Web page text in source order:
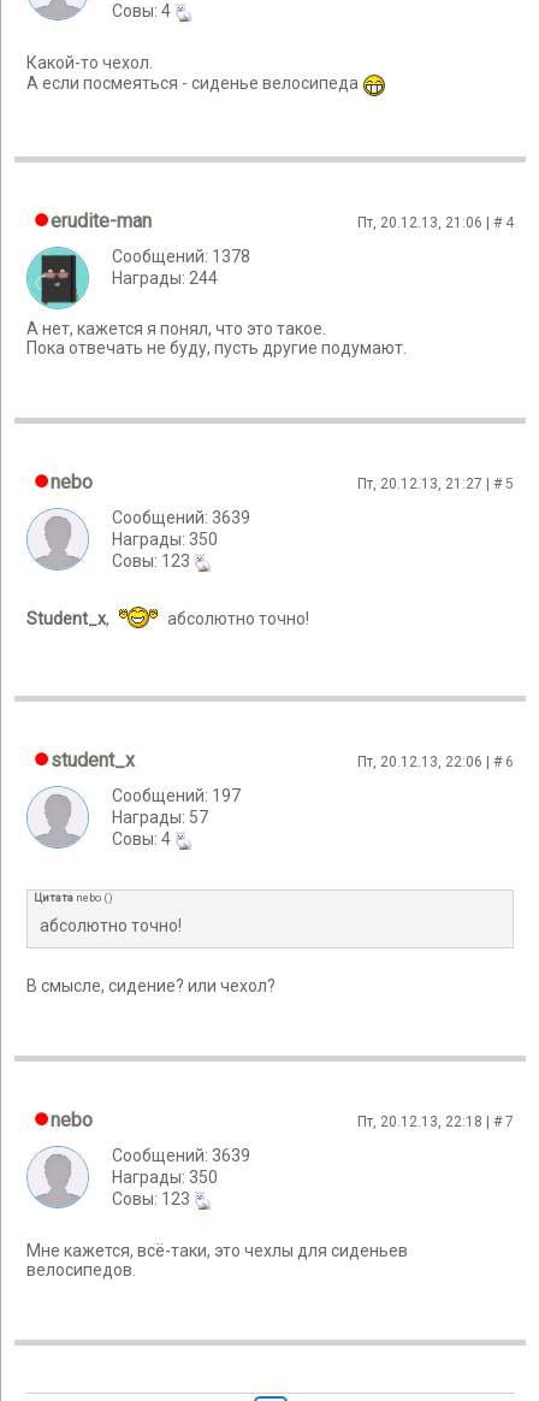
Cовы: 4
Какой-то чехол.
А если посмеяться - сиденье велосипеда
erudite-man Пт, 20.12.13, 21:06 | # 4
Сообщений: 1378
Награды: 244
А нет, кажется я понял, что это такое.
Пока отвечать не буду, пусть другие подумают.
nebo Пт, 20.12.13, 21:27 | #5
Сообщений: 3639
Награды: 350
Cовы: 123
Student_x, абсолютно точно!
student_x Пт, 20.12.13, 22:06 | # 6
Сообщений: 197
Награды: 57
Cовы: 4
Цитата nebo ()
абсолютно точно!
В смысле, сидение? или чехол?
nebo Пт, 20.12.13, 22:18 | #7
Сообщений: 3639
Награды: 350
Cовы: 123
Мне кажется, всё-таки, это чехлы для сиденьев
велосипедов.